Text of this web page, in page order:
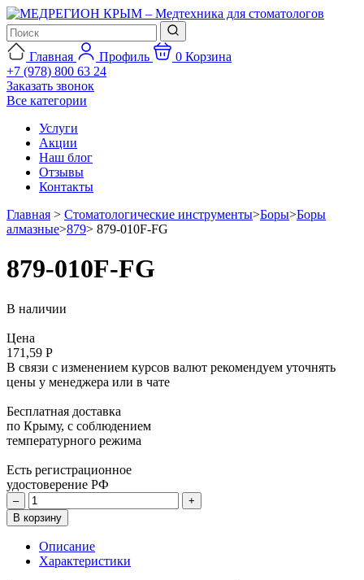
Главная Профиль 0 Корзина
+7 (978) 800 63 24
Заказать звонок
Все категории
Услуги
Акции
Наш блог
Отзывы
Контакты
Главная > Стоматологические инструменты>Боры>Боры
алмазные>879> 879-010F-FG
879-010F-FG
В наличии
Цена
171,59 Р
В связи с изменением курсов валют рекомендуем уточнять
цены у менеджера или в чате
Бесплатная доставка
по Крыму, с соблюдением
температурного режима
Есть регистрационное
удостоверение РФ
–
+
В корзину
Описание
Характеристики